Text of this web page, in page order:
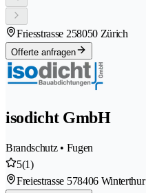
Friesstrasse 258050 Zürich
Offerte anfragen
isodicht GmbH
Brandschutz • Fugen
5(1)
Freiestrasse 578406 Winterthur